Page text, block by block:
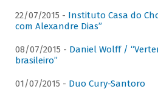
22/07/2015 - Instituto Casa do
com Alexandre Dias”
08/07/2015 - Daniel Wolff /
brasileiro”
01/07/2015 - Duo Cury-Santoro